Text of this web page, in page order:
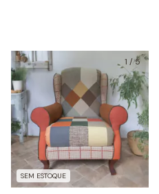
1 /5
SEM ESTOQUE